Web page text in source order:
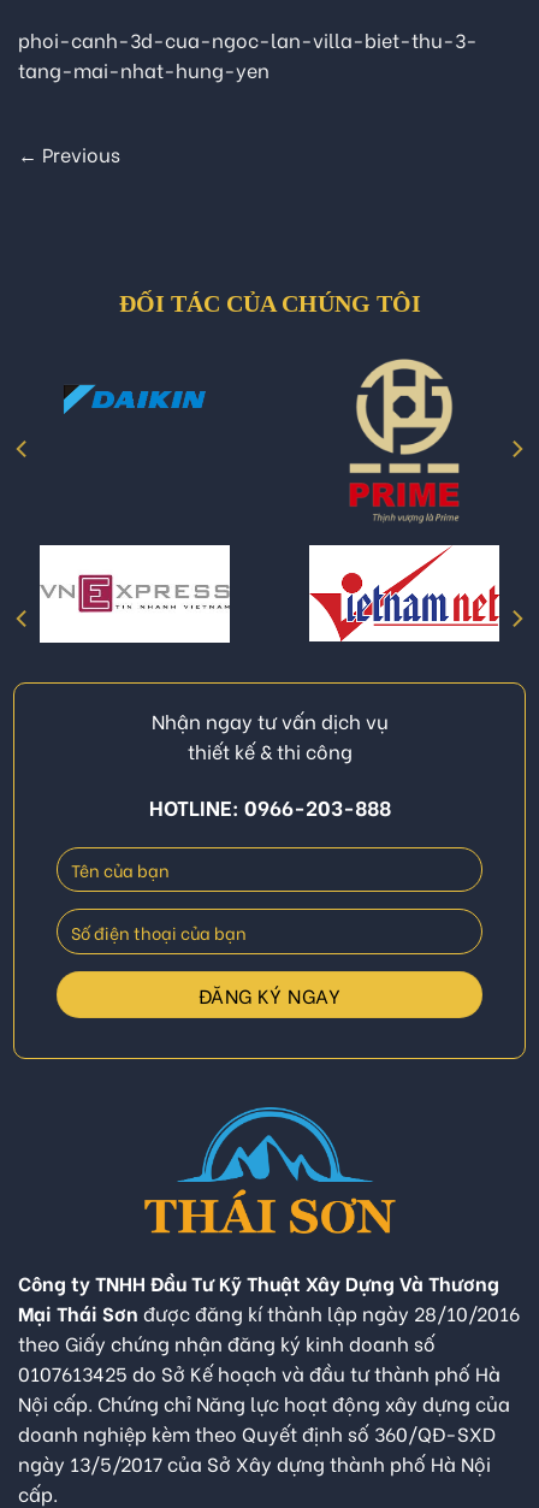
phoi-canh-3d-cua-ngoc-lan-villa-biet-thu-3-
tang-mai-nhat-hung-yen
← Previous
ĐỐI TÁC CỦA CHÚNG TÔI
Nhận ngay tư vấn dịch vụ
thiết kế & thi công
HOTLINE: 0966-203-888
Công ty TNHH Đầu Tư Kỹ Thuật Xây Dựng Và Thương
Mại Thái Sơn được đăng kí thành lập ngày 28/10/2016
theo Giấy chứng nhận đăng ký kinh doanh số
0107613425 do Sở Kế hoạch và đầu tư thành phố Hà
Nội cấp. Chứng chỉ Năng lực hoạt động xây dựng của
doanh nghiệp kèm theo Quyết định số 360/QĐ-SXD
ngày 13/5/2017 của Sở Xây dựng thành phố Hà Nội
cấp.